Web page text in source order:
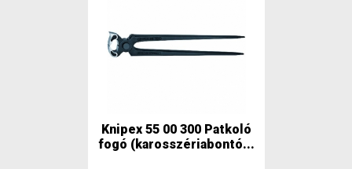
Knipex 55 00 300 Patkoló
fogó (karosszériabontó...